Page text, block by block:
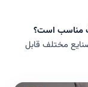
مناسب است؟
صنایع مختلف قابل